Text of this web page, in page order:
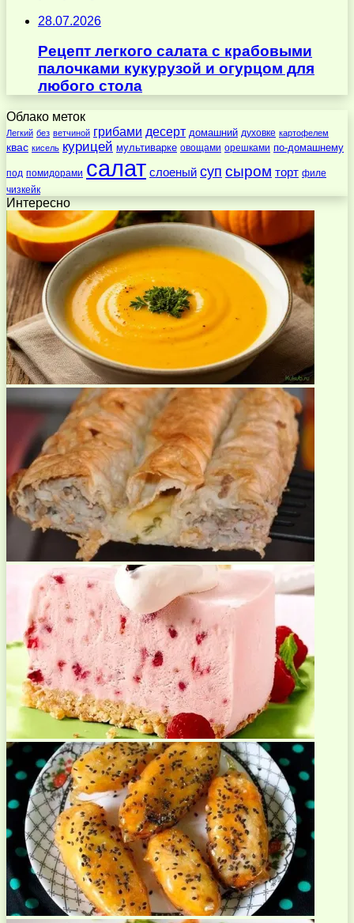
28.07.2026
Рецепт легкого салата с крабовыми
палочками кукурузой и огурцом для
любого стола
Облако меток
Легкий без ветчиной грибами десерт домашний духовке картофелем
квас кисель курицей мультиварке овощами орешками по-домашнему
под помидорами салат слоеный суп сыром торт филе
чизкейк
Интересно